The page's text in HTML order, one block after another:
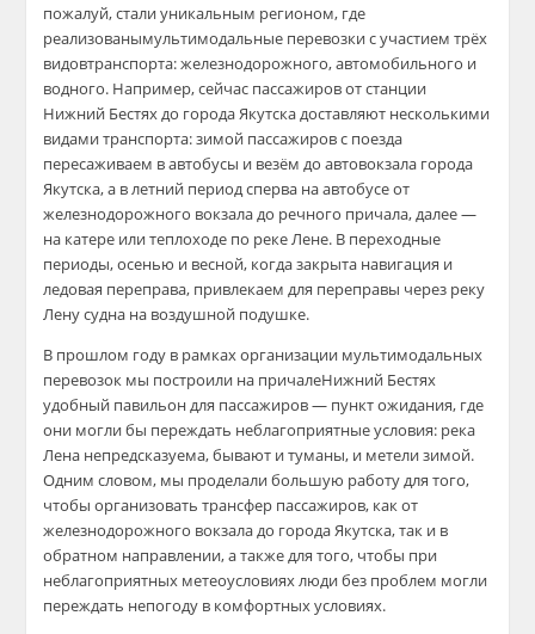
пожалуй,стали уникальным регионом, где
реализованымультимодальные перевозки с участием трёх
видовтранспорта: железнодорожного, автомобильного и
водного. Например, сейчас пассажиров от станции
Нижний Бестях до города Якутска доставляют несколькими
видами транспорта: зимой пассажиров с поезда
пересаживаем в автобусы и везём до автовокзала города
Якутска, а в летний периодсперва на автобусе от
железнодорожного вокзаладо речного причала, далее —
на катере или теплоходе по реке Лене. В переходные
периоды, осенью и весной, когда закрыта навигация и
ледовая переправа, привлекаем для переправы через реку
Ленусудна на воздушной подушке.
В прошлом году в рамках организации мультимодальных
перевозок мы построили на причалеНижний Бестях
удобный павильон для пассажиров — пункт ожидания, где
они могли бы переждать неблагоприятные условия: река
Лена непредсказуема, бывают и туманы, и метели зимой.
Одним словом, мы проделали большую работу для того,
чтобы организовать трансфер пассажиров, как от
железнодорожного вокзала до города Якутска, так и в
обратном направлении, а также для того, чтобы при
неблагоприятных метеоусловиях люди без проблем могли
переждать непогоду в комфортных условиях.